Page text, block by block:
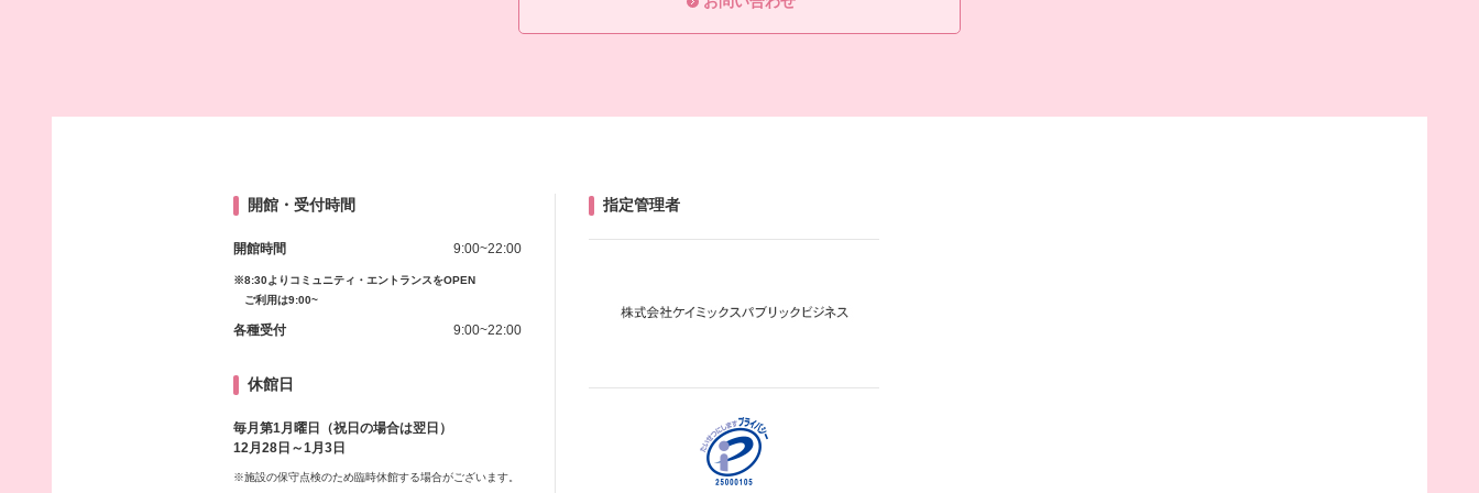
開館・受付時間
開館時間 9:00~22:00
※8:30よりコミュニティ・エントランスをOPEN
ご利用は9:00~
各種受付 9:00~22:00
休館日
毎月第1月曜日（祝日の場合は翌日）
12月28日～1月3日
※施設の保守点検のため臨時休館する場合がございます。
指定管理者